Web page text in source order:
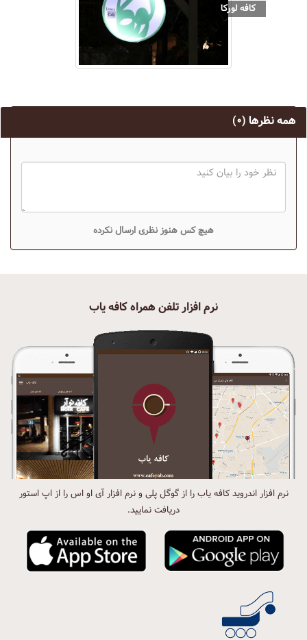
کافه لورکا
همه نظرها (۰)
هیچ کس هنوز نظری ارسال نکرده
نرم افزار تلفن همراه کافه یاب
نرم افزار اندروید کافه یاب را از گوگل پلی و نرم افزار آی او اس را از اپ استور
دریافت نمایید.